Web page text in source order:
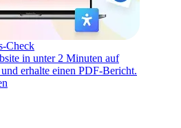
Check
in unter 2 Minuten auf
erhalte einen PDF-Bericht.